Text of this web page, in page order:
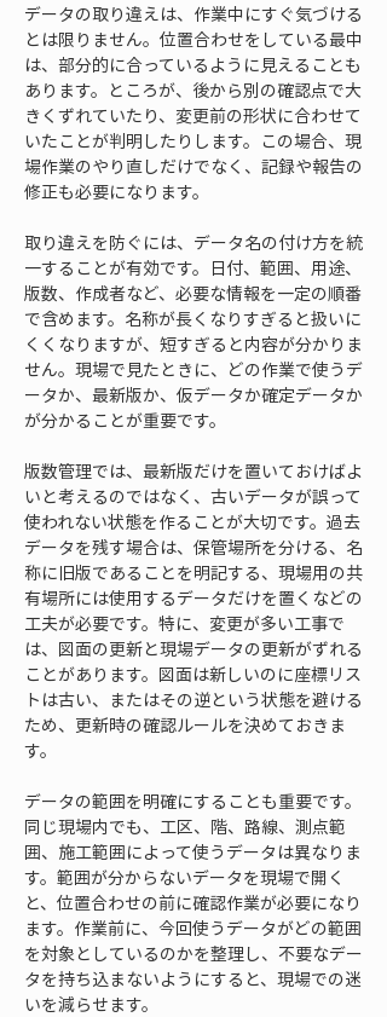
データの取り違えは、作業中にすぐ気づける
とは限りません。位置合わせをしている最中
は、部分的に合っているように見えることも
あります。ところが、後から別の確認点で大
きくずれていたり、変更前の形状に合わせて
いたことが判明したりします。この場合、現
場作業のやり直しだけでなく、記録や報告の
修正も必要になります。
取り違えを防ぐには、データ名の付け方を統
一することが有効です。日付、範囲、用途、
版数、作成者など、必要な情報を一定の順番
で含めます。名称が長くなりすぎると扱いに
くくなりますが、短すぎると内容が分かりま
せん。現場で見たときに、どの作業で使うデ
ータか、最新版か、仮データか確定データか
が分かることが重要です。
版数管理では、最新版だけを置いておけばよ
いと考えるのではなく、古いデータが誤って
使われない状態を作ることが大切です。過去
データを残す場合は、保管場所を分ける、名
称に旧版であることを明記する、現場用の共
有場所には使用するデータだけを置くなどの
工夫が必要です。特に、変更が多い工事で
は、図面の更新と現場データの更新がずれる
ことがあります。図面は新しいのに座標リス
トは古い、またはその逆という状態を避ける
ため、更新時の確認ルールを決めておきま
す。
データの範囲を明確にすることも重要です。
同じ現場内でも、工区、階、路線、測点範
囲、施工範囲によって使うデータは異なりま
す。範囲が分からないデータを現場で開く
と、位置合わせの前に確認作業が必要になり
ます。作業前に、今回使うデータがどの範囲
を対象としているのかを整理し、不要なデー
タを持ち込まないようにすると、現場での迷
いを減らせます。